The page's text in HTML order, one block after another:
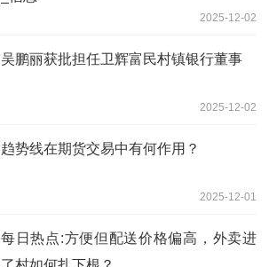
2025-12-02
吴鹏丽获批担任卫辉富民村镇银行董事
2025-12-02
趋势线在期货交易中有何作用？
2025-12-01
每日热点:方便但配送价格偏高，外卖进